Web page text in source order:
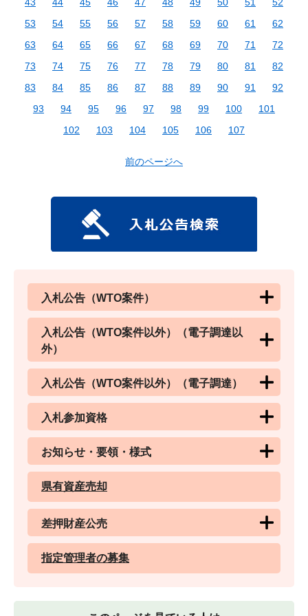
53
54 55 56 57 58 59 60 61
62
63
64 65 66 67 68 69 70 71
72
73
74 75 76 77 78 79 80 81
82
83
84 85 86 87 88 89 90 91
92
93
94 95 96 97 98 99 100
101
102
103 104 105 106 107
前のページへ
入札公告（WTO案件）
入札公告（WTO案件以外）（電子調達以
外）
入札公告（WTO案件以外）（電子調達）
入札参加資格
お知らせ・要領・様式
県有資産売却
差押財産公売
指定管理者の募集